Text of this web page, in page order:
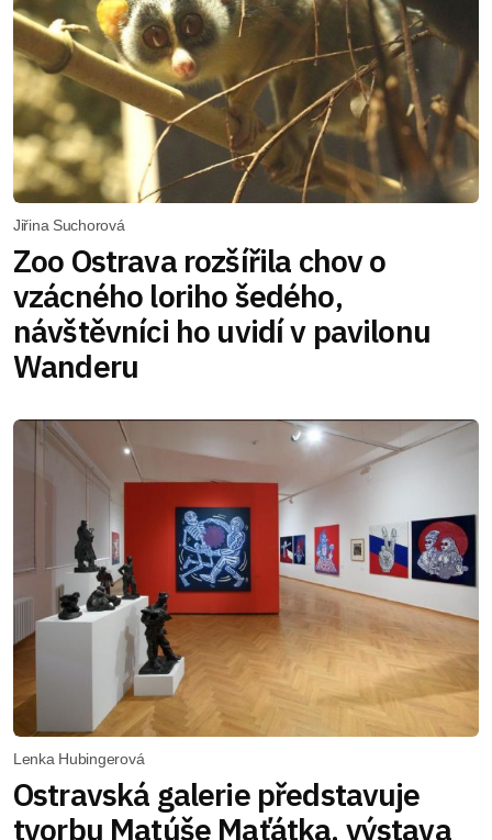
Jiřina Suchorová
Zoo Ostrava rozšířila chov o
vzácného loriho šedého,
návštěvníci ho uvidí v pavilonu
Wanderu
Lenka Hubingerová
Ostravská galerie představuje
tvorbu Matúše Maťátka, výstava